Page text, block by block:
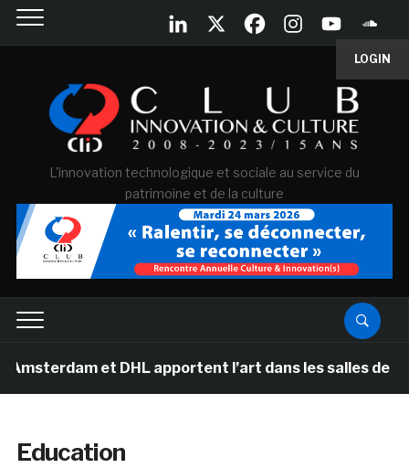
LOGIN
L'innovation technologique et sociale au service du
patrimoine et de la culture
et DHL apportent l’art dans les salles de classe
Education